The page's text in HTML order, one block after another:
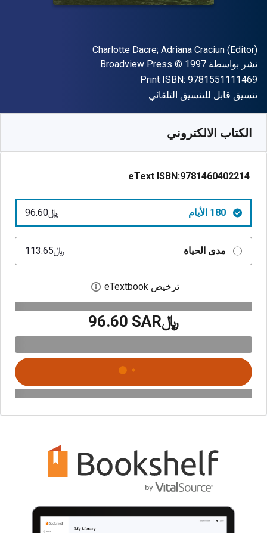
المؤلف (المؤلفون)
Charlotte Dacre; Adriana Craciun (Editor)
الناشر
نشر بواسطة Broadview Press
حقوق الطبع والنشر © 1997
Print ISBN: 9781551111469
شكل
تنسيق قابل للتنسيق التلقائي
الكتاب الالكتروني
eText ISBN:9781460402214
180 الأيام ﷼‎96.60
مدى الحياة ﷼‎113.65
ترخيص eTextbook افتح مربع حوار
﷼‎96.60 SAR